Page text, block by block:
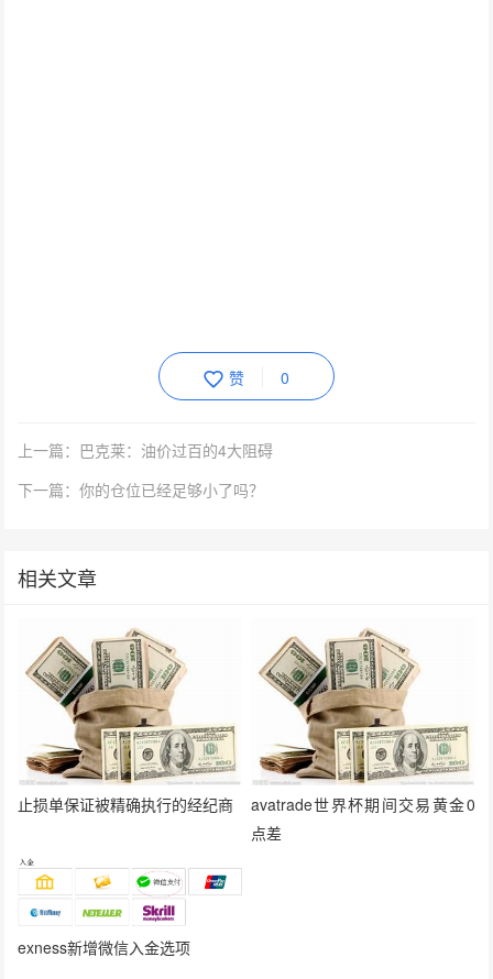
赞 0
上一篇：巴克莱：油价过百的4大阻碍
下一篇：你的仓位已经足够小了吗？
相关文章
止损单保证被精确执行的经纪商
avatrade世界杯期间交易黄金0
点差
exness新增微信入金选项